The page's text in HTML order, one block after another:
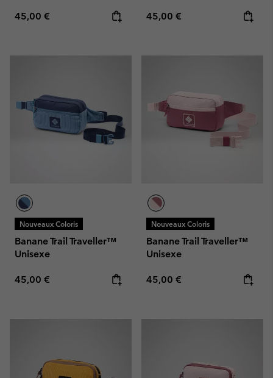
Regular price:
45,00 € Regular price:
45,00 €
Nouveaux Coloris
Banane Trail Traveller™
Unisexe
Regular price:
45,00 €
Nouveaux Coloris
Banane Trail Traveller™
Unisexe
Regular price:
45,00 €